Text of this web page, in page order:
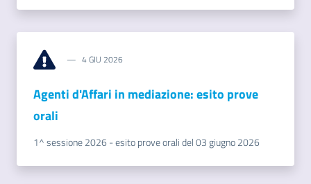
Prenota
zione
4 GIU 2026
Agenti d'Affari in mediazione: esito prove
orali
1^ sessione 2026 - esito prove orali del 03 giugno 2026